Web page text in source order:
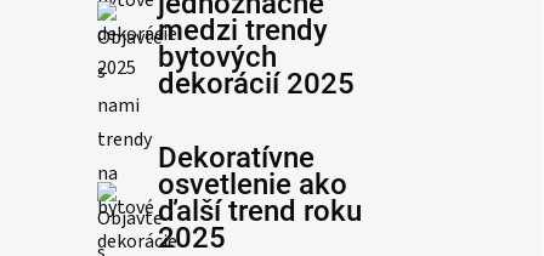
medzi trendy
bytových
dekorácií 2025
Dekoratívne
osvetlenie ako
ďalší trend roku
2025